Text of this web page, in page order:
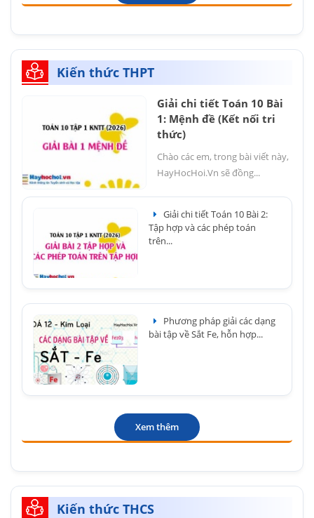
Kiến thức THPT
Giải chi tiết Toán 10 Bài
1: Mệnh đề (Kết nối tri
thức)
Chào các em, trong bài viết này,
HayHocHoi.Vn sẽ đồng...
Giải chi tiết Toán 10 Bài 2:
Tập hợp và các phép toán
trên...
Phương pháp giải các dạng
bài tập về Sắt Fe, hỗn hợp...
Xem thêm
Kiến thức THCS